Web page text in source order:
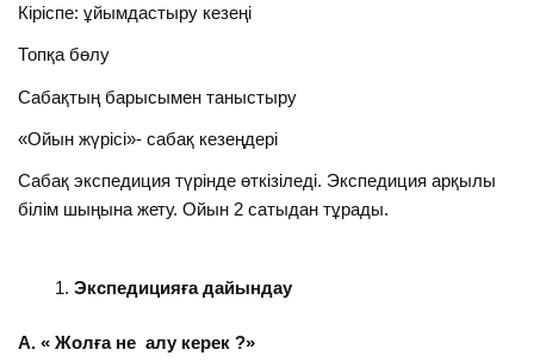
Кіріспе: ұйымдастыру кезеңі
Топқа бөлу
Сабақтың барысымен таныстыру
«Ойын жүрісі»- сабақ кезеңдері
Сабақ экспедиция түрінде өткізіледі. Экспедиция арқылы
білім шыңына жету. Ойын 2 сатыдан тұрады.
Экспедицияға дайындау
А. « Жолға не алу керек ?»